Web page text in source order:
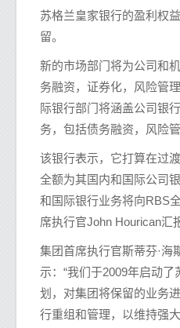
苏格兰皇家银行的盈利权
留。
新的市场部门将为公司和
务融资，证券化，风险管
际银行部门将涵盖公司银
务，包括债务融资，风险
该银行表示，它打算在过
全额为其国内和国际公司
和国际银行业务将向RBS
席执行官John Hourican汇
集团首席执行官斯蒂芬·海
示：“我们于2009年启动
划，对集团将保留的业务
行重组和管理，以维持强